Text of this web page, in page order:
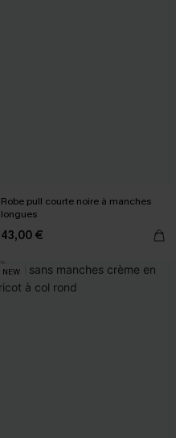
Robe pull courte noire à manches
longues
43,00 €
NEW